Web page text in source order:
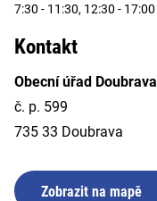
7:30 - 11:30, 12:30 - 17:00
Kontakt
Obecní úřad Doubrava
č. p. 599
735 33 Doubrava
Zobrazit na mapě